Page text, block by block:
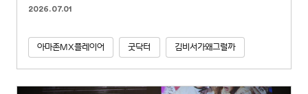
2026.07.01
아마존MX플레이어 굿닥터 김비서가왜그럴까